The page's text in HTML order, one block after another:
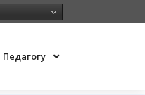
Педагогу